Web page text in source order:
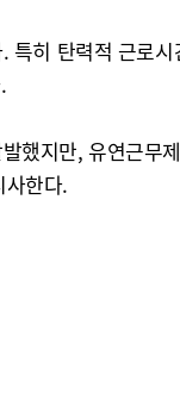
히 탄력적 근로
했지만, 유연근무
한다.